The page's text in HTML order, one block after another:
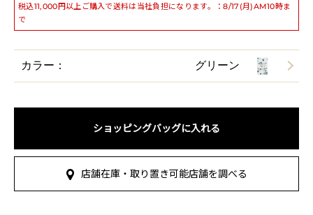
税込11,000円以上ご購入で送料は当社負担になります。：8/17(月)AM10時ま
で
カラー： グリーン
ショッピングバッグに入れる
店舗在庫・取り置き可能店舗を調べる